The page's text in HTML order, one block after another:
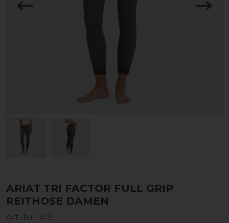
ARIAT TRI FACTOR FULL GRIP
REITHOSE DAMEN
Art.-Nr.: 419